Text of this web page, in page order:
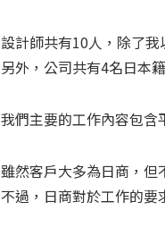
設計師共有10人，除了
另外，公司共有4名日本
我們主要的工作內容包含
雖然客戶大多為日商，但
不過，日商對於工作的要